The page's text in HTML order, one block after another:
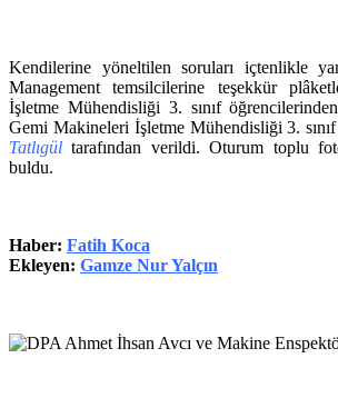
Kendilerine yöneltilen soruları içtenlikle
Management temsilcilerine teşekkür
İşletme Mühendisliği 3. sınıf öğrencilerinden
Gemi Makineleri İşletme Mühendisliği 3.
Tatlıgül tarafından verildi. Oturum toplu
buldu.
Haber: Fatih Koca
Ekleyen: Gamze Nur Yalçın